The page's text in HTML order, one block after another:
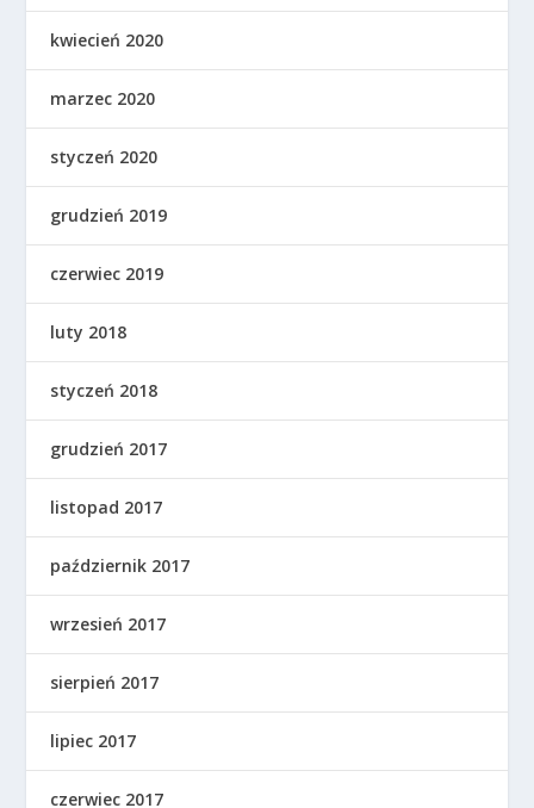
kwiecień 2020
marzec 2020
styczeń 2020
grudzień 2019
czerwiec 2019
luty 2018
styczeń 2018
grudzień 2017
listopad 2017
październik 2017
wrzesień 2017
sierpień 2017
lipiec 2017
czerwiec 2017